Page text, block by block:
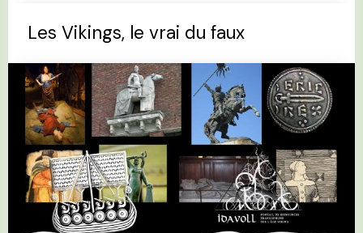
Les Vikings, le vrai du faux